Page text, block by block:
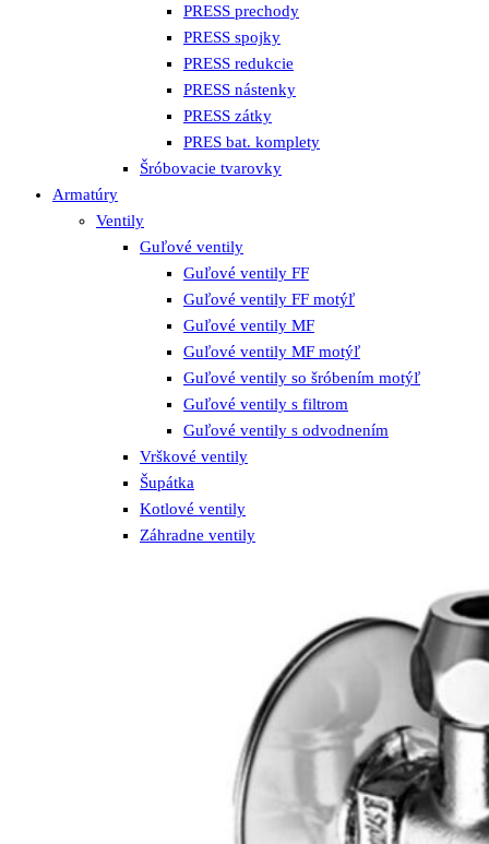
PRESS prechody
PRESS spojky
PRESS redukcie
PRESS nástenky
PRESS zátky
PRES bat. komplety
Šróbovacie tvarovky
Armatúry
Ventily
Guľové ventily
Guľové ventily FF
Guľové ventily FF motýľ
Guľové ventily MF
Guľové ventily MF motýľ
Guľové ventily so šróbením motýľ
Guľové ventily s filtrom
Guľové ventily s odvodnením
Vrškové ventily
Šupátka
Kotlové ventily
Záhradne ventily